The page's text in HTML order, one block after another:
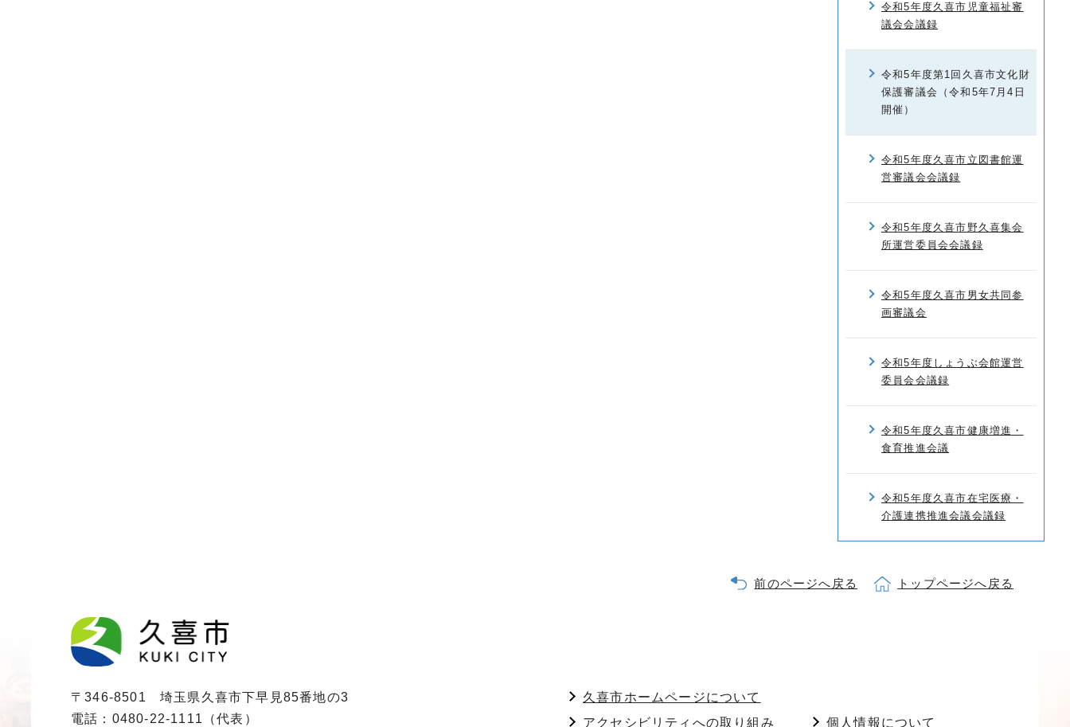
令和5年度久喜市児童福祉審
議会会議録
令和5年度第1回久喜市文化財
保護審議会（令和5年7月4日
開催）
令和5年度久喜市立図書館運
営審議会会議録
令和5年度久喜市野久喜集会
所運営委員会会議録
令和5年度久喜市男女共同参
画審議会
令和5年度しょうぶ会館運営
委員会会議録
令和5年度久喜市健康増進・
食育推進会議
令和5年度久喜市在宅医療・
介護連携推進会議会議録
前のページへ戻る トップページへ戻る
〒346-8501 埼玉県久喜市下早見85番地の3
電話：0480-22-1111（代表）
久喜市ホームページについて
アクセシビリティへの取り組み
個人情報について